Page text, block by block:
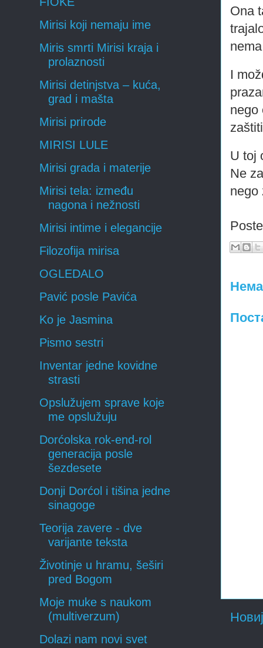
Ona
I
nego
U toj
Ne
nego
Mirisi koji nemaju ime
Miris smrti Mirisi kraja i
prolaznosti
Mirisi detinjstva – kuća,
grad i mašta
Mirisi prirode
MIRISI LULE
Mirisi grada i materije
Mirisi tela: između
nagona i nežnosti
Mirisi intime i elegancije
Filozofija mirisa
OGLEDALO
Pavić posle Pavića
Ko je Jasmina
Pismo sestri
Inventar jedne kovidne
strasti
Opslužujem sprave koje
me opslužuju
Dorćolska rok-end-rol
generacija posle
šezdesete
Donji Dorćol i tišina jedne
sinagoge
Teorija zavere - dve
varijante teksta
Životinje u hramu, šeširi
pred Bogom
Moje muke s naukom
(multiverzum)
Dolazi nam novi svet